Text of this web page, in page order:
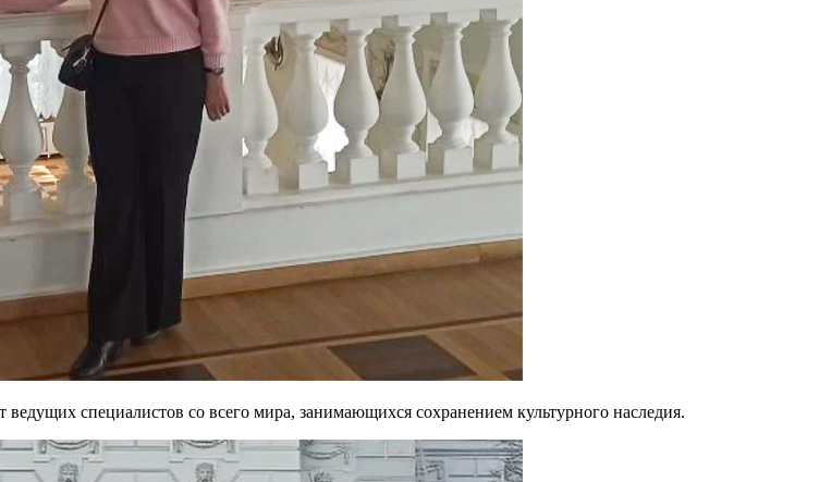
специалистов со всего мира, занимающихся сохранением культурного наследия.